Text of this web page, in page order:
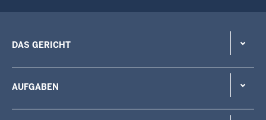
DAS GERICHT
AUFGABEN